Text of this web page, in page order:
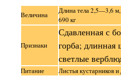
Величина
Длина тела 2,5—3,6
690 кг
Признаки
Сдавленная с
горба; длинная
светлые
Питание
Листья кустарников и